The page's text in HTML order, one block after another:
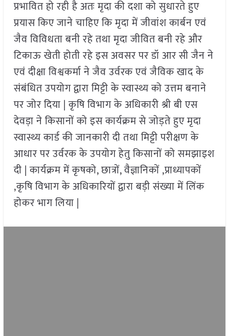
प्रभावित हो रही है अतः मृदा की दशा को सुधारते हुए
प्रयास किए जाने चाहिए कि मृदा में जीवांश कार्बन एवं
जैव विविधता बनी रहे तथा मृदा जीवित बनी रहे और
टिकाऊ खेती होती रहे इस अवसर पर डॉ आर सी जैन ने
एवं दीक्षा विश्वकर्मा ने जैव उर्वरक एवं जैविक खाद के
संबंधित उपयोग द्वारा मिट्टी के स्वास्थ्य को उत्तम बनाने
पर जोर दिया | कृषि विभाग के अधिकारी श्री बी एस
देवड़ा ने किसानों को इस कार्यक्रम से जोड़ते हुए मृदा
स्वास्थ्य कार्ड की जानकारी दी तथा मिट्टी परीक्षण के
आधार पर उर्वरक के उपयोग हेतु किसानों को समझाइश
दी | कार्यक्रम में कृषको, छात्रों, वैज्ञानिकों ,प्राध्यापकों
,कृषि विभाग के अधिकारियों द्वारा बड़ी संख्या में लिंक
होकर भाग लिया |